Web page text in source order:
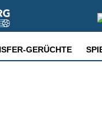
GERÜCHTE